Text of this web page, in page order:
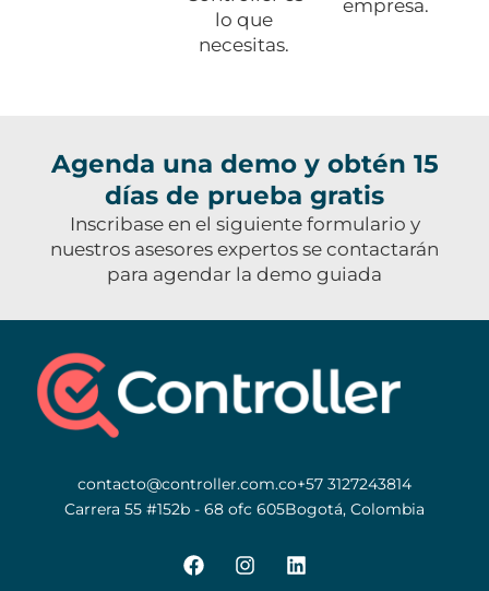
lo que
necesitas.
empresa.
Agenda una demo y obtén 15
días de prueba gratis
Inscribase en el siguiente formulario y
nuestros asesores expertos se contactarán
para agendar la demo guiada
contacto@controller.com.co+57 3127243814
Carrera 55 #152b - 68 ofc 605Bogotá, Colombia